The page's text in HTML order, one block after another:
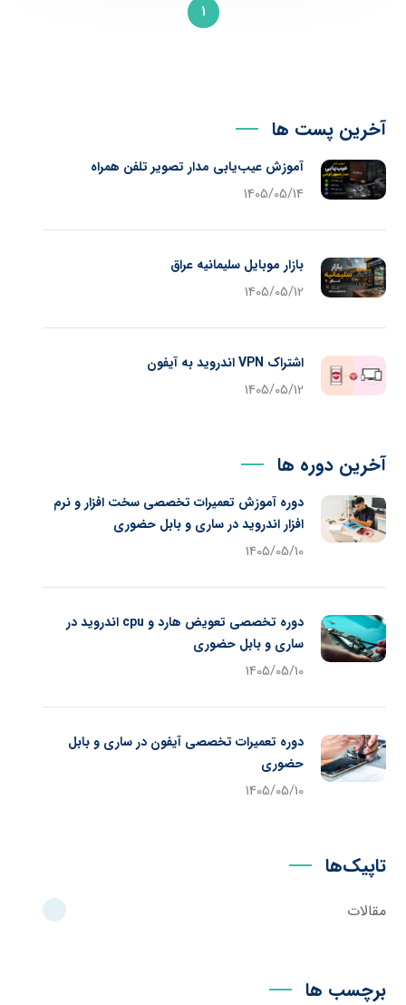
1
آخرین پست ها
آموزش عیب‌یابی مدار تصویر تلفن همراه
1405/05/14
بازار موبایل سلیمانیه عراق
1405/05/12
اشتراک VPN اندروید به آیفون
1405/05/12
آخرین دوره ها
دوره آموزش تعمیرات تخصصی سخت افزار و نرم
افزار اندروید در ساری و بابل حضوری
1405/05/10
دوره تخصصی تعویض هارد و cpu اندروید در
ساری و بابل حضوری
1405/05/10
دوره تعمیرات تخصصی آیفون در ساری و بابل
حضوری
1405/05/10
تاپیک‌ها
مقالات
برچسب ها